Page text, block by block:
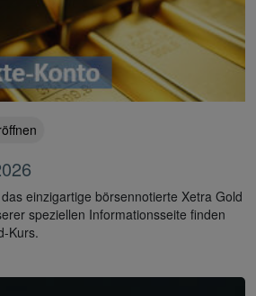
einzigartige börsennotierte Xetra Gold
speziellen Informationsseite finden
Kurs.